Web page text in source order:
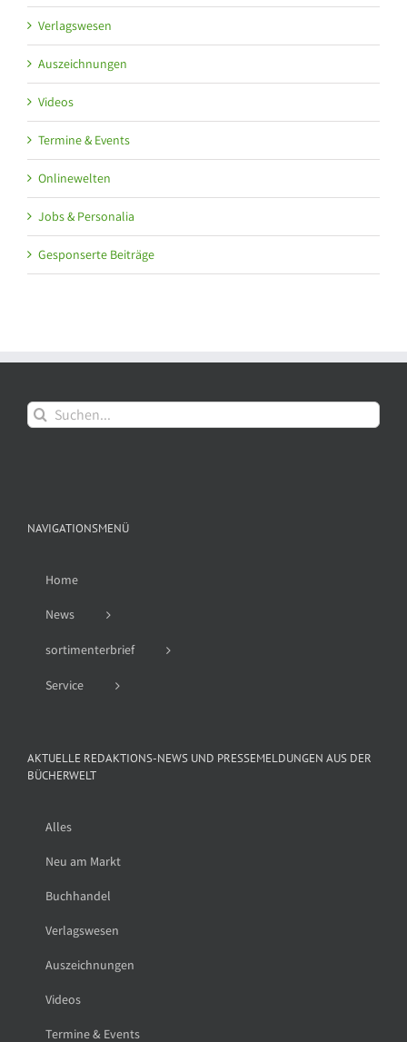
Verlagswesen
Auszeichnungen
Videos
Termine & Events
Onlinewelten
Jobs & Personalia
Gesponserte Beiträge
Suche
nach:
NAVIGATIONSMENÜ
Home
News
sortimenterbrief
Service
AKTUELLE REDAKTIONS-NEWS UND PRESSEMELDUNGEN AUS DER
BÜCHERWELT
Alles
Neu am Markt
Buchhandel
Verlagswesen
Auszeichnungen
Videos
Termine & Events